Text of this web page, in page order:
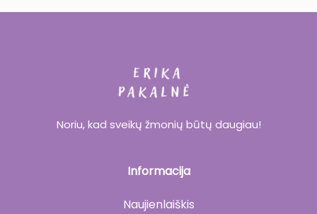
Noriu, kad sveikų žmonių būtų daugiau!
Informacija
Naujienlaiškis